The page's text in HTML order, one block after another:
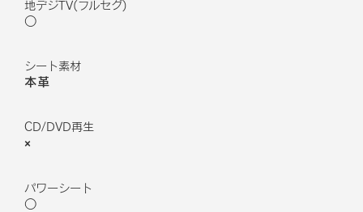
地デジTV(フルセグ)
○
シート素材
本革
CD/DVD再生
×
パワーシート
○